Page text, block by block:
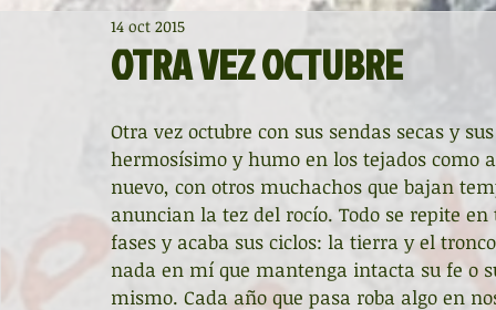
Diccionario de mitos clásicos
Noche de Cumpleaños La rucha Asociación
Asturias Capital Mundial Poesía Fundación Princesa
Universidad de Oviedo Corrada de la Poesía Día
OTRA VEZ OCTUBRE
14 oct 2015
Otra vez octubre con sus sendas secas y
hermosísimo y humo en los tejados como
nuevo, con otros muchachos que bajan
anuncian la tez del rocío. Todo se repite
fases y acaba sus ciclos: la tierra y el
nada en mí que mantenga intacta su fe o
mismo. Cada año que pasa roba algo en